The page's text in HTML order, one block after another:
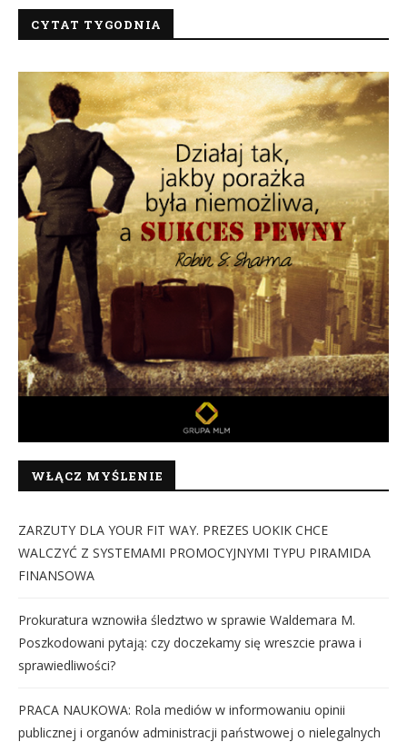
CYTAT TYGODNIA
WŁĄCZ MYŚLENIE
ZARZUTY DLA YOUR FIT WAY. PREZES UOKIK CHCE
WALCZYĆ Z SYSTEMAMI PROMOCYJNYMI TYPU PIRAMIDA
FINANSOWA
Prokuratura wznowiła śledztwo w sprawie Waldemara M.
Poszkodowani pytają: czy doczekamy się wreszcie prawa i
sprawiedliwości?
PRACA NAUKOWA: Rola mediów w informowaniu opinii
publicznej i organów administracji państwowej o nielegalnych